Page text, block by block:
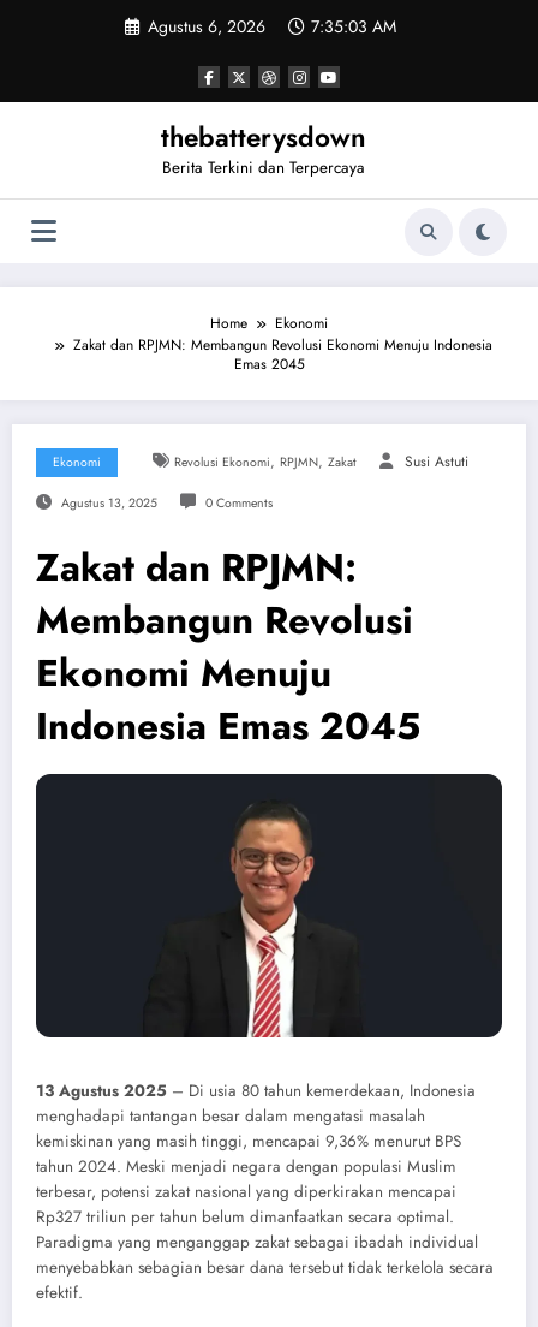
Agustus 6, 2026 7:35:04 AM
thebatterysdown
Berita Terkini dan Terpercaya
Home
Ekonomi
Zakat dan RPJMN: Membangun Revolusi Ekonomi Menuju Indonesia
Emas 2045
Ekonomi Revolusi Ekonomi, RPJMN, Zakat Susi Astuti
Agustus 13, 2025 0 Comments
Zakat dan RPJMN:
Membangun Revolusi
Ekonomi Menuju
Indonesia Emas 2045
13 Agustus 2025 – Di usia 80 tahun kemerdekaan, Indonesia
menghadapi tantangan besar dalam mengatasi masalah
kemiskinan yang masih tinggi, mencapai 9,36% menurut BPS
tahun 2024. Meski menjadi negara dengan populasi Muslim
terbesar, potensi zakat nasional yang diperkirakan mencapai
Rp327 triliun per tahun belum dimanfaatkan secara optimal.
Paradigma yang menganggap zakat sebagai ibadah individual
menyebabkan sebagian besar dana tersebut tidak terkelola secara
efektif.